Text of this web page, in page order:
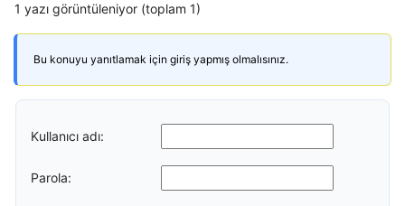
1 yazı görüntüleniyor (toplam 1)
Bu konuyu yanıtlamak için giriş yapmış olmalısınız.
Kullanıcı adı:
Parola: